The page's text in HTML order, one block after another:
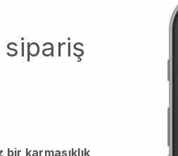
bir karmaşıklık